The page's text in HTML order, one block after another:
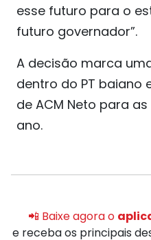
esse futuro para o
futuro governador”.
A decisão marca
dentro do PT baiano
de ACM Neto para
ano.
📲 Baixe agora o
e receba os principais